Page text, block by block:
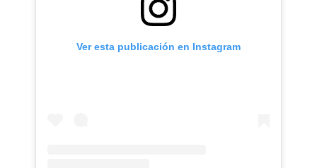
Ver esta publicación en Instagram